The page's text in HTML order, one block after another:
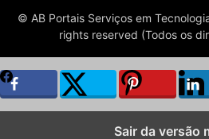
© AB Portais Serviços em
rights reserved (Todos os
Sair da versão